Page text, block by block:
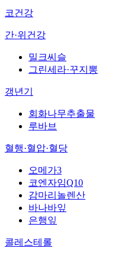
코건강
간·위건강
밀크씨슬
그린세라·꾸지뽕
갱년기
회화나무추출물
루바브
혈행·혈압·혈당
오메가3
코엔자임Q10
감마리놀렌산
바나바잎
은행잎
콜레스테롤